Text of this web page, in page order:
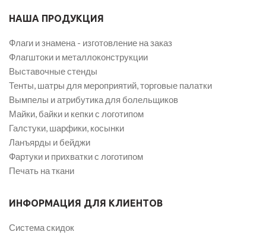
НАША ПРОДУКЦИЯ
Флаги и знамена - изготовление на заказ
Флагштоки и металлоконструкции
Выставочные стенды
Тенты, шатры для мероприятий, торговые палатки
Вымпелы и атрибутика для болельщиков
Майки, байки и кепки с логотипом
Галстуки, шарфики, косынки
Ланъярды и бейджи
Фартуки и прихватки с логотипом
Печать на ткани
ИНФОРМАЦИЯ ДЛЯ КЛИЕНТОВ
Система скидок